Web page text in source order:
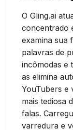
O Gling.ai
concentrado
examina sua
palavras de
incômodas e
as elimina
YouTubers e
mais tediosa
falas.
varredura e